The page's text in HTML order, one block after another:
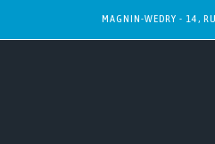
MAGNIN-WEDRY - 14,